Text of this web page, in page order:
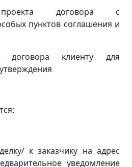
проекта договора с
пунктов соглашения и
договора клиенту для
к заказчику на адрес
уведомление